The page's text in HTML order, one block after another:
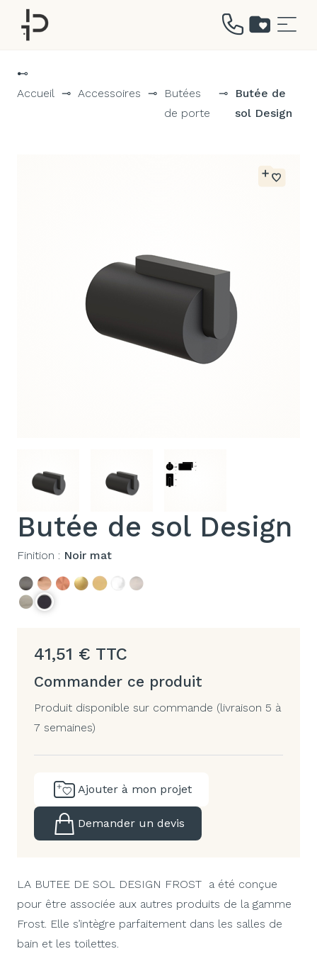
⊷
Accueil ⊸ Accessoires ⊸
Butées
de porte
⊸
Butée de
sol Design
Butée de sol Design
Finition : Noir mat
41,51 € TTC
Commander ce produit
Produit disponible sur commande (livraison 5 à
7 semaines)
Ajouter à mon projet
Demander un devis
LA BUTEE DE SOL DESIGN FROST a été conçue
pour être associée aux autres produits de la gamme
Frost. Elle s’intègre parfaitement dans les salles de
bain et les toilettes.